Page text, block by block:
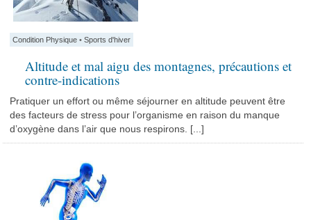
Condition Physique •Sports d'hiver
Altitude et mal aigu des montagnes, précautions et
contre-indications
Pratiquer un effort ou même séjourner en altitude peuvent être
des facteurs de stress pour l’organisme en raison du manque
d’oxygène dans l’air que nous respirons. [...]